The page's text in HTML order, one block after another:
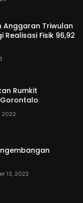
Anggaran Triwulan
Realisasi Fisik 96,92
Rumkit
2022
13, 2022